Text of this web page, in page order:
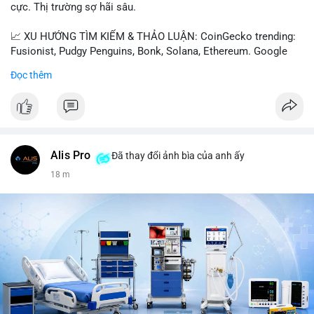
cực. Thị trường sợ hãi sâu.
📈 XU HƯỚNG TÌM KIẾM & THẢO LUẬN: CoinGecko trending:
Fusionist, Pudgy Penguins, Bonk, Solana, Ethereum. Google
tiêu, vũ khí hạt nhân, đội tuyển Brasil, cúp U20 Châu Á.
UFC 310, Premier League, Champions League, NCAA Football,
MrBeast, Google. Binance Square: nhiều post về lệnh long, lợi
nhuận, $HFT/$SKYAI, $RIVER, $WLD, $ALLO, Top trader 30
💬 DÒNG CHẢY TIN TỨC & TRUYỀN THÔNG: Telegram
CoinTelegraph: Saylor nói Bitcoin không cần rõ ràng, Mỹ cần
rõ ràng; CEX futures volume giảm xuống $4 tỷ trong tháng 7,
thấp nhất từ tháng 12/2023; Prophet Market ra mắt thị trường
dự đoán human vs AI; Trump nói crypto làเรื่อง lớn, người dùng
Bitcoin giảm áp lực cho đồng đô la; Thượng viện Mỹ đẩy lại bỏ
Đọc thêm
Alis Pro Đã thay đổi ảnh bìa của anh ấy
18 m